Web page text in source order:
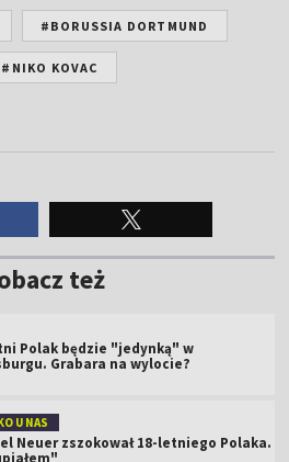
#BORUSSIA DORTMUND
#NIKO KOVAC
też
Polak będzie "jedynką" w
Grabara na wylocie?
U NAS
Neuer zszokował 18-letniego Polaka.